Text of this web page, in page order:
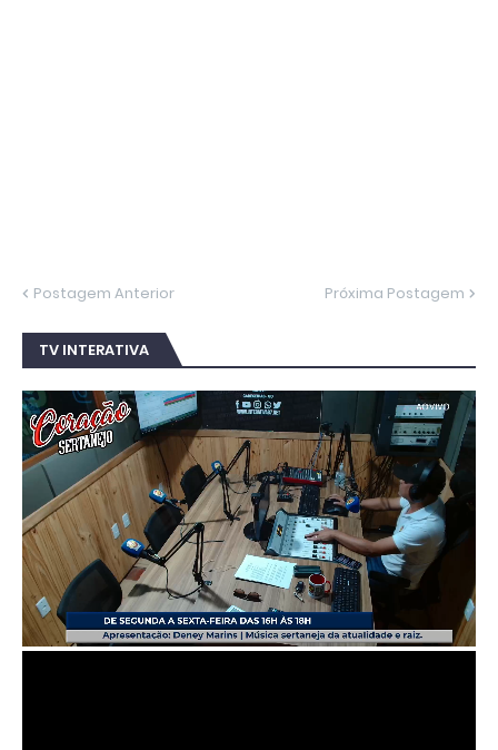
Postagem Anterior Próxima Postagem
TV INTERATIVA